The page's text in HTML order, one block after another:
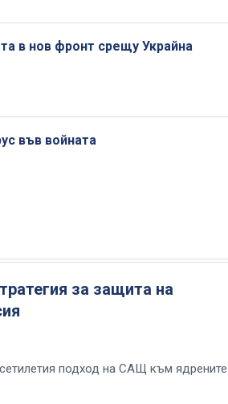
в нов фронт срещу Украйна
във войната
за защита на
подход на САЩ към ядрените